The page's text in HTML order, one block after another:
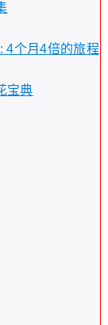
4个月4倍的旅程
宝典